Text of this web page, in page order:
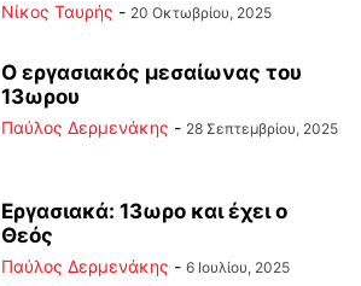
Νίκος Ταυρής - 20 Οκτωβρίου, 2025
Ο εργασιακός μεσαίωνας του
13ωρου
Παύλος Δερμενάκης - 28 Σεπτεμβρίου, 2025
Εργασιακά: 13ωρο και έχει ο
Θεός
Παύλος Δερμενάκης - 6 Ιουλίου, 2025